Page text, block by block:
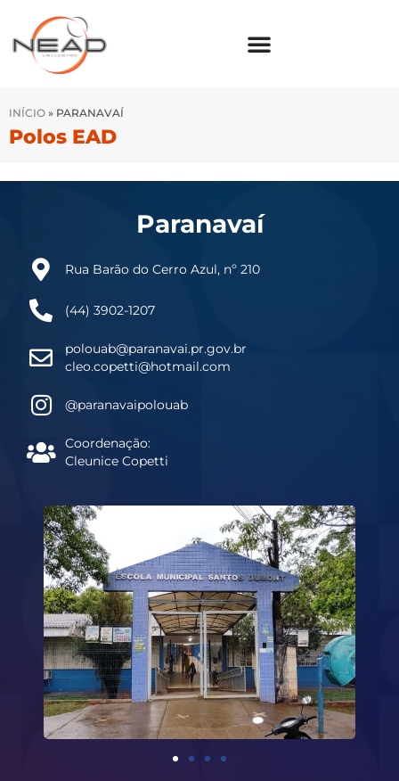
INÍCIO » PARANAVAÍ
Polos EAD
Paranavaí
Rua Barão do Cerro Azul, nº 210
(44) 3902-1207
polouab@paranavai.pr.gov.br
cleo.copetti@hotmail.com
@paranavaipolouab
Coordenação:
Cleunice Copetti